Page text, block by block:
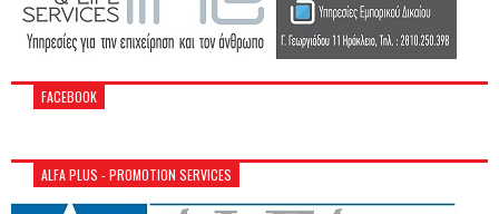
FACEBOOK
ALFA PLUS - PROMOTION SERVICES